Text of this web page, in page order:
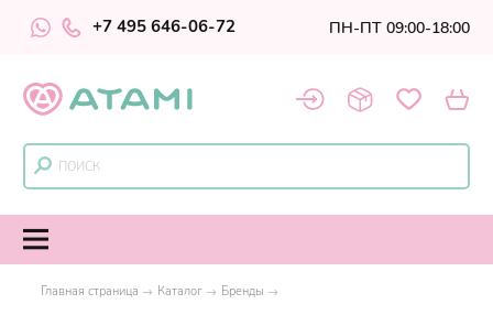
+7 495 646-06-72 ПН-ПТ 09:00-18:00
Главная страница Каталог Бренды